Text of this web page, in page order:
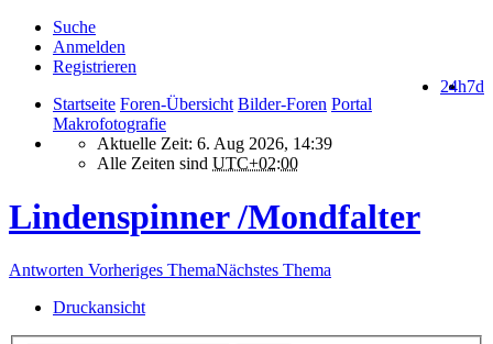
Suche
Anmelden
Registrieren
7d
24h
Startseite Foren-Übersicht Bilder-Foren Portal
Makrofotografie
Aktuelle Zeit: 6. Aug 2026, 14:39
Alle Zeiten sind UTC+02:00
Lindenspinner /Mondfalter
Antworten Vorheriges ThemaNächstes Thema
Druckansicht